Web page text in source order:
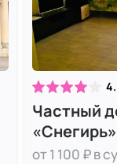
Частный
от 1 100 ₽ в